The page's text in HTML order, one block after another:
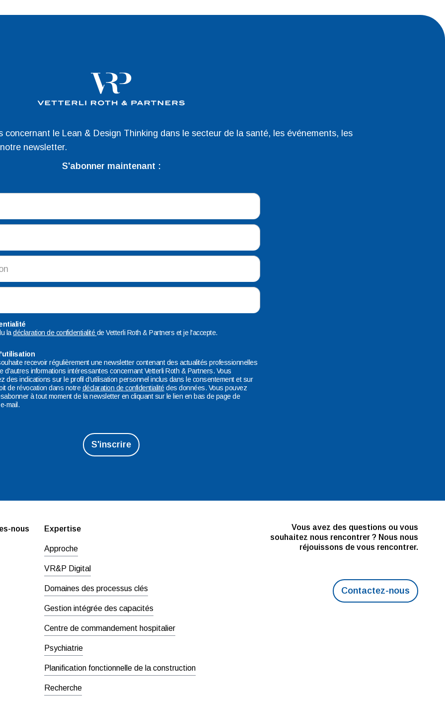
concernant le Lean & Design Thinking dans le secteur de la santé, les événements, les
newsletter.
S'abonner maintenant :
ladéclaration de confidentialitéde Vetterli Roth & Partners et je l'accepte.
recevoir régulièrement une newsletter contenant des actualités professionnelles
d'autres informations intéressantes concernant Vetterli Roth & Partners. Vous
des indications sur le profil d'utilisation personnel inclus dans le consentement et sur
de révocation dans notredéclaration deconfidentialitédes données. Vous pouvez
à tout moment de la newsletter en cliquant sur le lien en bas de page de
mail.
nous Expertise
Approche
VR&P Digital
Domaines des processus clés
Gestion intégrée des capacités
Centre de commandement hospitalier
Psychiatrie
Planification fonctionnelle de la construction
Recherche
Vous avez des questions ou vous
souhaitez nous rencontrer ? Nous nous
réjouissons de vous rencontrer.
Contactez-nous